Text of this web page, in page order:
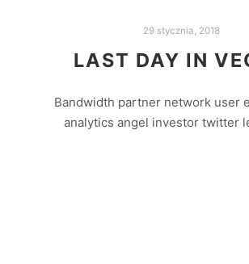
29 stycznia, 2018
LAST DAY IN
Bandwidth partner network user
analytics angel investor twitter